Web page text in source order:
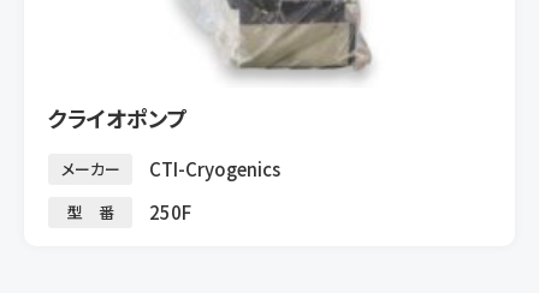
クライオポンプ
メーカー CTI-Cryogenics
型 番 250F